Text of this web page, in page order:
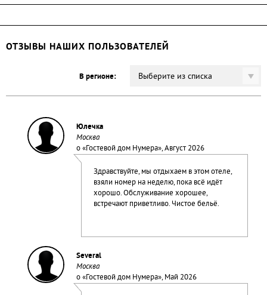
ОТЗЫВЫ НАШИХ ПОЛЬЗОВАТЕЛЕЙ
В регионе: Выберите из списка
Юлечка
Москва
о «Гостевой дом Нумера», Август 2026
Здравствуйте, мы отдыхаем в этом отеле,
взяли номер на неделю, пока всё идёт
хорошо. Обслуживание хорошее,
встречают приветливо. Чистое бельё.
Several
Москва
о «Гостевой дом Нумера», Май 2026